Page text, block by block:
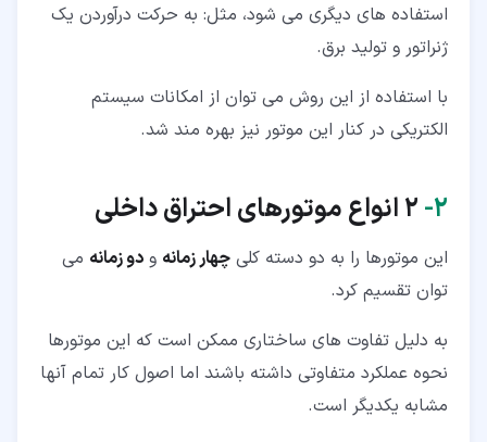
استفاده های دیگری می شود، مثل: به حرکت درآوردن یک
ژنراتور و تولید برق.
با استفاده از این روش می توان از امکانات سیستم
الکتریکی در کنار این موتور نیز بهره مند شد.
۲‏- 2 انواع موتورهای احتراق داخلی
این موتورها را به دو دسته کلی چهار زمانه و دو زمانه می
توان تقسیم کرد.
به دلیل تفاوت های ساختاری ممکن است که این موتورها
نحوه عملکرد متفاوتی داشته باشند اما اصول کار تمام آنها
مشابه یکدیگر است.